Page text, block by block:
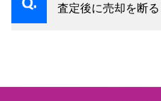
査定後に売却を断
せん。